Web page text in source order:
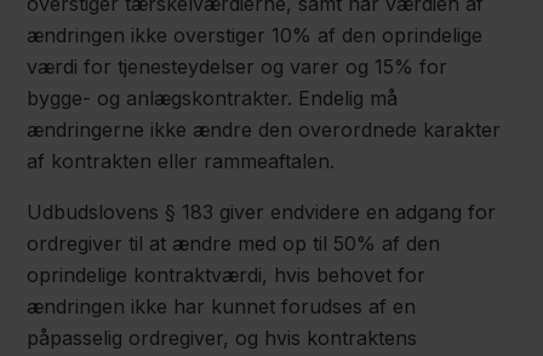
ændringen ikke overstiger 10% af den oprindelige
værdi for tjenesteydelser og varer og 15% for
bygge- og anlægskontrakter. Endelig må
ændringerne ikke ændre den overordnede karakter
af kontrakten eller rammeaftalen.
Udbudslovens § 183 giver endvidere en adgang for
ordregiver til at ændre med op til 50% af den
oprindelige kontraktværdi, hvis behovet for
ændringen ikke har kunnet forudses af en
påpasselig ordregiver, og hvis kontraktens